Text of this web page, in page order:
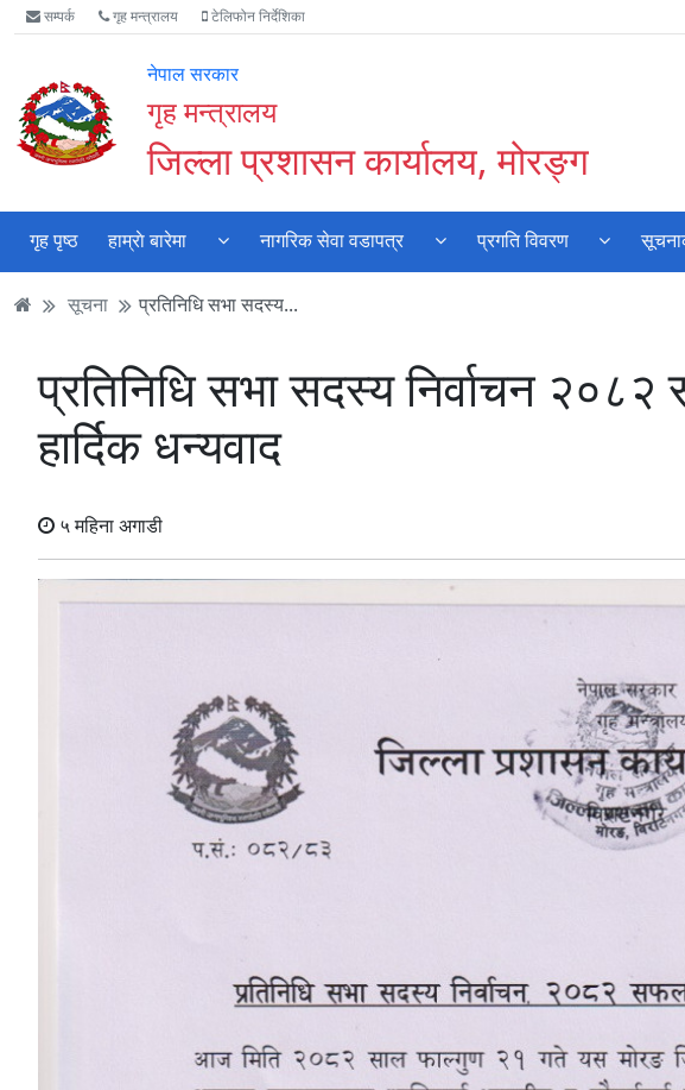
Accessibility
Mode
गर्नुहोस्
मुख्य
सामाग्री
मुख्य
नेभिगेसन
वेबसाइट
खोजमा
सम्पर्क गृह मन्त्रालय टेलिफोन निर्देशिका
नेपाल सरकार
गृह मन्त्रालय
जिल्ला प्रशासन कार्यालय, मोरङ्ग
गृह पृष्ठ हाम्राे बारेमा नागरिक सेवा वडापत्र प्रगति विवरण
सूचना प्रतिनिधि सभा सदस्य...
प्रतिनिधि सभा सदस्य निर्वाचन
हार्दिक धन्यवाद
५ महिना अगाडी